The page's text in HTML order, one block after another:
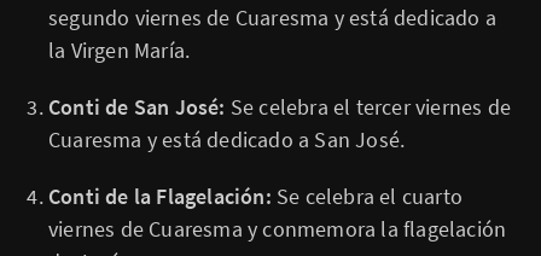
segundo viernes de Cuaresma y está dedicado a
la Virgen María.
Conti de San José: Se celebra el tercer viernes de
Cuaresma y está dedicado a San José.
Conti de la Flagelación: Se celebra el cuarto
viernes de Cuaresma y conmemora la flagelación